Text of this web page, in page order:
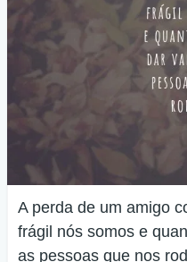
A perda de um amigo
frágil nós somos e
as pessoas que nos